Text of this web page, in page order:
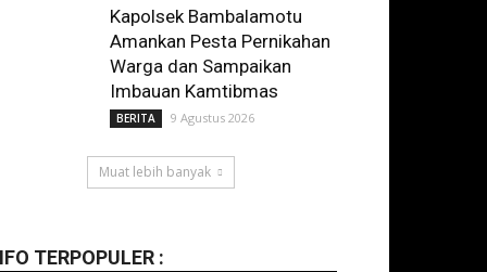
Kapolsek Bambalamotu
Amankan Pesta Pernikahan
Warga dan Sampaikan
Imbauan Kamtibmas
BERITA 9 Agustus 2026
Muat lebih banyak
TERPOPULER :